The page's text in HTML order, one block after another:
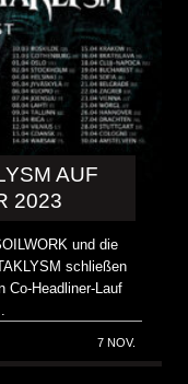
AUF
2023
und die
schließen
Co-Headliner-Lauf
7 NOV.